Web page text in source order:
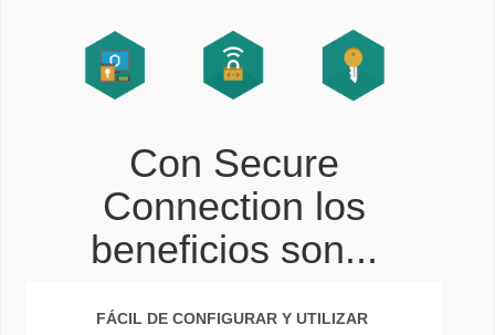
Con Secure
Connection los
beneficios son...
FÁCIL DE CONFIGURAR Y UTILIZAR